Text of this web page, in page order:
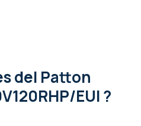
del Patton
EUI ?